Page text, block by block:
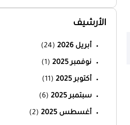
الأرشيف
أبريل 2026 (24)
نوفمبر 2025 (1)
أكتوبر 2025 (11)
سبتمبر 2025 (6)
أغسطس 2025 (2)